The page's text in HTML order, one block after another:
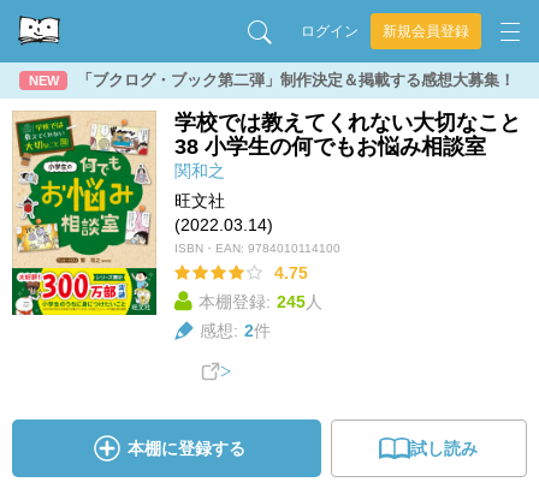
ログイン 新規会員登録
NEW 「ブクログ・ブック第二弾」制作決定＆掲載する感想大募集！
学校では教えてくれない大切なこと
38 小学生の何でもお悩み相談室
関和之
旺文社
(2022.03.14)
ISBN・EAN: 9784010114100
4.75
本棚登録: 245人
感想: 2件
本棚に登録する 試し読み